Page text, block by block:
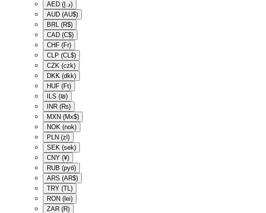
AED
(د.إ)
AUD (AU$)
BRL (R$)
CAD (C$)
CHF (Fr)
CLP (CL$)
CZK (czk)
DKK (dkk)
HUF (Ft)
ILS (₪)
INR (₨)
MXN (Mx$)
NOK (nok)
PLN (zl)
SEK (sek)
CNY (¥)
RUB (руб)
ARS (AR$)
TRY (TL)
RON (lei)
ZAR (R)